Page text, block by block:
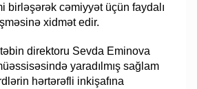
birləşərək cəmiyyət üçün faydalı
xidmət edir.
direktoru Sevda Eminova
yaradılmış sağlam
hərtərəfli inkişafına